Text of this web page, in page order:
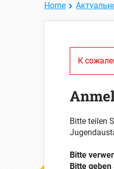
Home
К
Bitte teilen
Bitte
Bitte